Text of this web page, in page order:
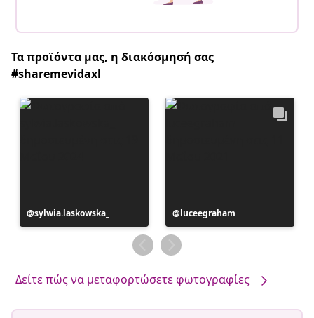
Τα προϊόντα μας, η διακόσμησή σας
#sharemevidaxl
Η
ανάρτηση
sylwia.laskowska_
Η
ανάρτηση
δημοσιεύθηκε
από
luceegraham
Δείτε πώς να μεταφορτώσετε φωτογραφίες